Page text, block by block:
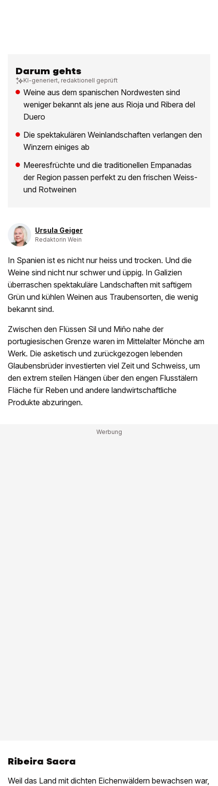
Darum gehts
KI-generiert, redaktionell geprüft
Weine aus dem spanischen Nordwesten sind
weniger bekannt als jene aus Rioja und Ribera del
Duero
Die spektakulären Weinlandschaften verlangen den
Winzern einiges ab
Meeresfrüchte und die traditionellen Empanadas
der Region passen perfekt zu den frischen Weiss-
und Rotweinen
Ursula Geiger
Redaktorin Wein
In Spanien ist es nicht nur heiss und trocken. Und die
Weine sind nicht nur schwer und üppig. In Galizien
überraschen spektakuläre Landschaften mit saftigem
Grün und kühlen Weinen aus Traubensorten, die wenig
bekannt sind.
Zwischen den Flüssen Sil und Miño nahe der
portugiesischen Grenze waren im Mittelalter Mönche am
Werk. Die asketisch und zurückgezogen lebenden
Glaubensbrüder investierten viel Zeit und Schweiss, um
den extrem steilen Hängen über den engen Flusstälern
Fläche für Reben und andere landwirtschaftliche
Produkte abzuringen.
Ribeira Sacra
Weil das Land mit dichten Eichenwäldern bewachsen war,